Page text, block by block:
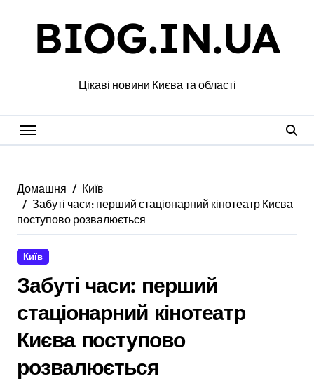
BIOG.IN.UA
Цікаві новини Києва та області
Домашня
Київ
Забуті часи: перший стаціонарний кінотеатр Києва
поступово розвалюється
Київ
Забуті часи: перший
стаціонарний кінотеатр
Києва поступово
розвалюється